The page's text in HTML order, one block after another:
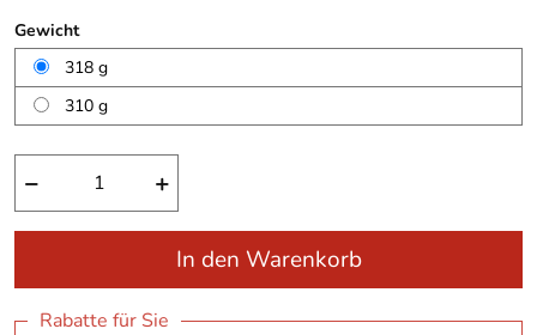
Gewicht
318 g
310 g
− +
In den Warenkorb
Rabatte für Sie